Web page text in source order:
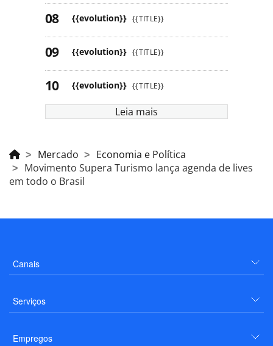
{{evolution}} {{TITLE}}
{{evolution}} {{TITLE}}
{{evolution}} {{TITLE}}
Leia mais
Mercado
Economia e Política
Movimento Supera Turismo lança agenda de lives
em todo o Brasil
Canais
Serviços
Empregos